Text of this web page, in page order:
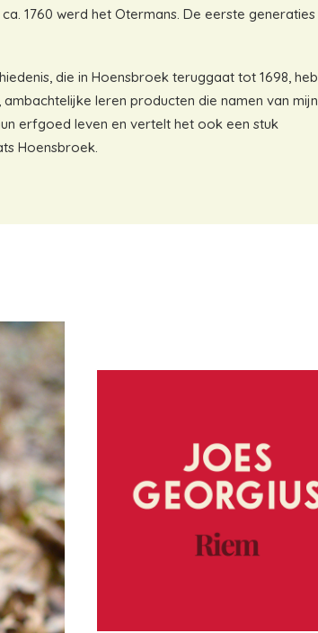
1760 werd het Otermans. De eerste generaties
die in Hoensbroek teruggaat tot 1698, heb
leren producten die namen van mijn
erfgoed leven en vertelt het ook een stuk
Hoensbroek.